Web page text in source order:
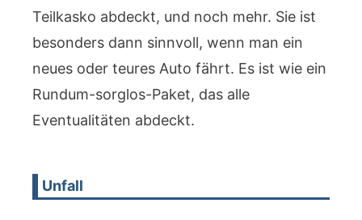
Teilkasko abdeckt, und noch mehr. Sie ist
besonders dann sinnvoll, wenn man ein
neues oder teures Auto fährt. Es ist wie ein
Rundum-sorglos-Paket, das alle
Eventualitäten abdeckt.
Unfall